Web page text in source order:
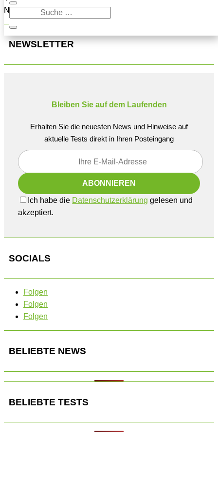
Navigation oben, um den Beitrag zu finden.
NEWSLETTER
Bleiben Sie auf dem Laufenden
Erhalten Sie die neuesten News und Hinweise auf
aktuelle Tests direkt in Ihren Posteingang
Ich habe die Datenschutzerklärung gelesen und
akzeptiert.
SOCIALS
Folgen
Folgen
Folgen
BELIEBTE NEWS
BELIEBTE TESTS